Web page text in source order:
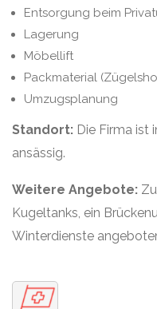
Entsorgung beim
Lagerung
Möbellift
Packmaterial
Umzugsplanung
Standort: Die Firma ist
ansässig.
Weitere Angebote:
Kugeltanks, ein
Winterdienste